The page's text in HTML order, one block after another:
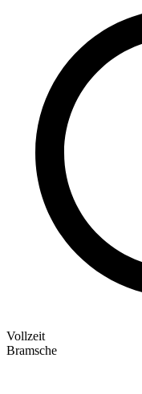
Vollzeit
Bramsche